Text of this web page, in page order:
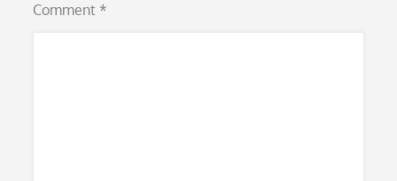
Comment *